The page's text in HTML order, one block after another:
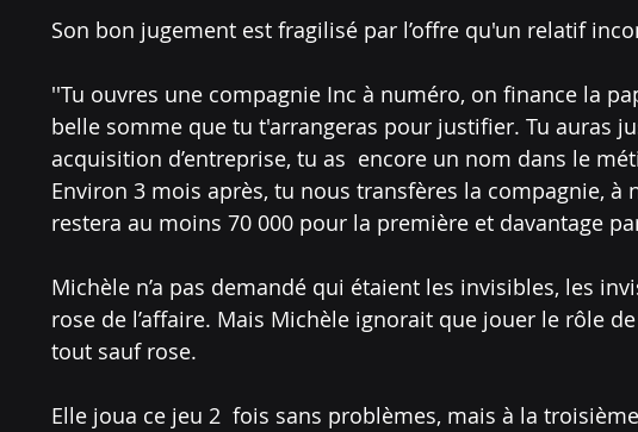
Son bon jugement est fragilisé par l’offre qu'un relatif
''Tu ouvres une compagnie Inc à numéro, on finance la
belle somme que tu t'arrangeras pour justifier. Tu auras
acquisition d’entreprise, tu as  encore un nom dans le
Environ 3 mois après, tu nous transfères la compagnie, à
restera au moins 70 000 pour la première et davantage
Michèle n’a pas demandé qui étaient les invisibles, les
rose de l’affaire. Mais Michèle ignorait que jouer le rôle
tout sauf rose.
Elle joua ce jeu 2  fois sans problèmes, mais à la